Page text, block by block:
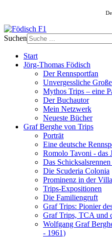
Suchen
Start
Jörg-Thomas Födisch
Der Rennsportfan
Unvergessliche
Mythos Trips – eine
Der Buchautor
Mein Netzwerk
Neueste Bücher
Graf Berghe von Trips
Porträt
Eine deutsche
Romolo Tavoni - das
Das
Die Scuderia Colonia
Prominenz in der
Trips-Expositionen
Die Familiengruft
Graf Trips: Pionier
Graf Trips, TCA und
Wolfgang Graf
- 1961)